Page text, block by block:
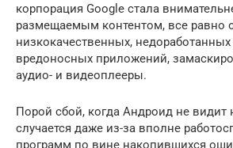
корпорация Google стала
размещаемым контентом, все равно
низкокачественных,
вредоносных приложений,
аудио- и видеоплееры.
Порой сбой, когда Андроид не видит
случается даже из-за вполне
программ по вине накопившихся